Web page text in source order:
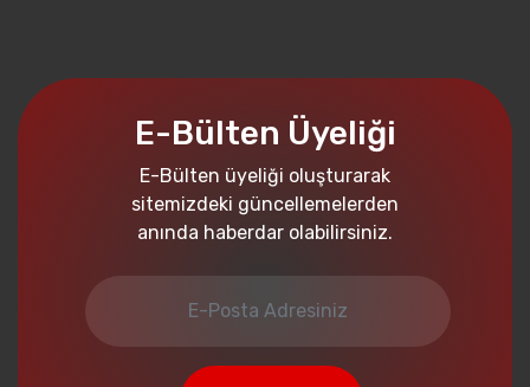
E-Bülten Üyeliği
E-Bülten üyeliği oluşturarak
sitemizdeki güncellemelerden
anında haberdar olabilirsiniz.